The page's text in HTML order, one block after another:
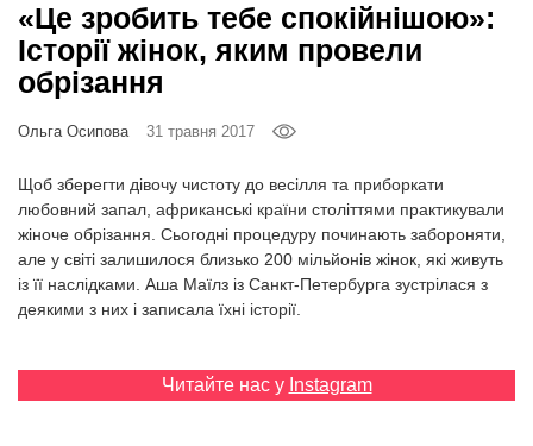
EN
RU
«Це зробить тебе спокійнішою»:
Історії жінок, яким провели
обрізання
Ольга Осипова 31 травня 2017
Щоб зберегти дівочу чистоту до весілля та приборкати
любовний запал, африканські країни століттями практикували
жіноче обрізання. Сьогодні процедуру починають забороняти,
але у світі залишилося близько 200 мільйонів жінок, які живуть
із її наслідками. Аша Маїлз із Санкт-Петербурга зустрілася з
деякими з них і записала їхні історії.
Читайте нас у Instagram